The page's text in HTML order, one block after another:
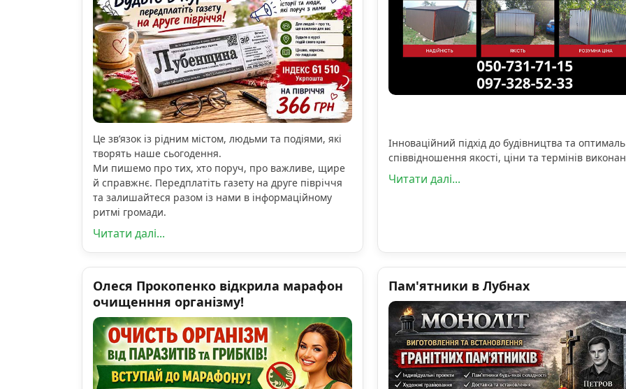
Це зв’язок із рідним містом, людьми та подіями, які
творять наше сьогодення.
Ми пишемо про тих, хто поруч, про важливе, щире
й справжнє. Передплатіть газету на друге півріччя
та залишайтеся разом із нами в інформаційному
ритмі громади.
Читати далі...
Інноваційний підхід до будівництва та
співвідношення якості, ціни та термінів
Читати далі...
Олеся Прокопенко відкрила марафон
очищенння організму!
Пам'ятники в Лубнах